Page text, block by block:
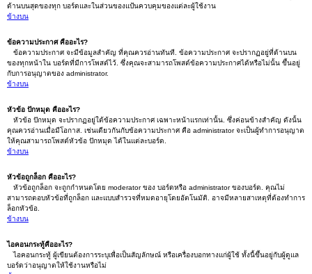
ด้านบนสุดของทุก บอร์ดและในส่วนของแป้นควบคุมของแต่ละผู้ใช้งาน
ข้างบน
ข้อความประกาศ คืออะไร?
ข้อความประกาศ จะมีข้อมูลสำคัญ ที่คุณควรอ่านทันที. ข้อความประกาศ จะปรากฏอยู่ที่ด้านบน
ของทุกหน้าใน บอร์ดที่มีการโพสต์ไว้. ซึ่งคุณจะสามารถโพสต์ข้อความประกาศได้หรือไม่นั้น ขึ้นอยู่
กับการอนุญาตของ administrator.
ข้างบน
หัวข้อ ปักหมุด คืออะไร?
หัวข้อ ปักหมุด จะปรากฏอยู่ใต้ข้อความประกาศ เฉพาะหน้าแรกเท่านั้น. ซึ่งค่อนข้างสำคัญ ดังนั้น
คุณควรอ่านเมื่อมีโอกาส. เช่นเดียวกันกับข้อความประกาศ คือ administrator จะเป็นผู้ทำการอนุญาต
ให้คุณสามารถโพสต์หัวข้อ ปักหมุด ได้ในแต่ละบอร์ด.
ข้างบน
หัวข้อถูกล็อก คืออะไร?
หัวข้อถูกล็อก จะถูกกำหนดโดย moderator ของ บอร์ดหรือ administrator ของบอร์ด. คุณไม่
สามารถตอบหัวข้อที่ถูกล็อก และแบบสำรวจที่หมดอายุโดยอัตโนมัติ. อาจมีหลายสาเหตุที่ต้องทำการ
ล็อกหัวข้อ.
ข้างบน
ไอคอนกระทู้คืออะไร?
ไอคอนกระทู้ ผู้เขียนต้องการระบุเพื่อเป็นสัญลักษณ์ หรือเครื่องบอกทางแก่ผู้ใช้ ทั้งนี้ขึ้นอยู่กับผู้ดูแล
บอร์ดว่าอนุญาตให้ใช้งานหรือไม่